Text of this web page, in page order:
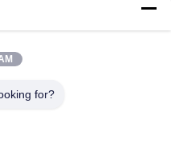
Papierrolle des
0.55mm
0.55mm waschbares
for?